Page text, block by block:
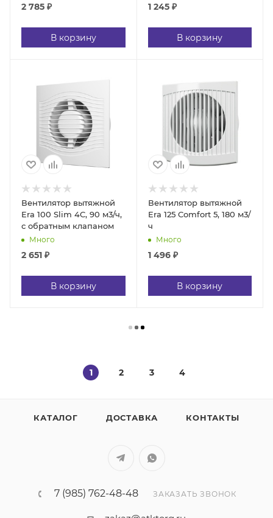
2 785 ₽
В корзину
1 245₽
В корзину
Вентилятор вытяжной
Era 100 Slim 4C, 90 м3/ч,
с обратным клапаном
Много
2 651 ₽
В корзину
Вентилятор вытяжной
Era 125 Comfort 5, 180 м3/
ч
Много
1 496₽
В корзину
1 2 3 4
КАТАЛОГ ДОСТАВКА КОНТАКТЫ
7 (985) 762-48-48 ЗАКАЗАТЬ ЗВОНОК